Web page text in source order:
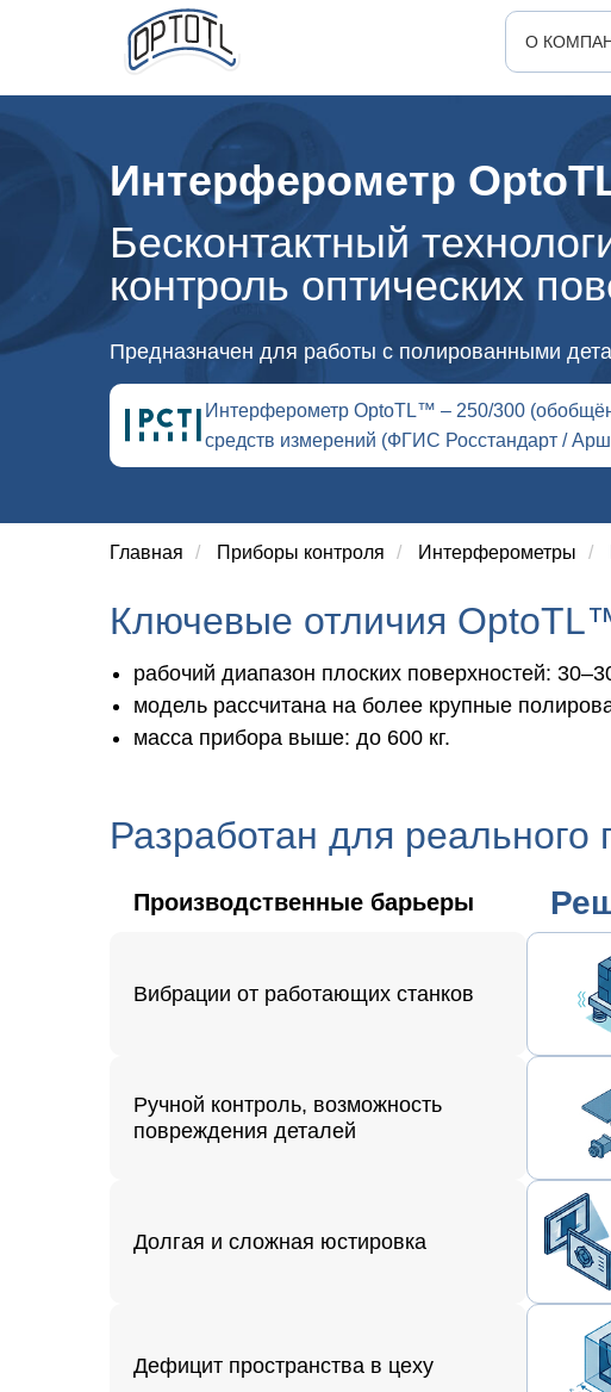
О
Интерферометр
Бесконтактный
контроль оптических
Предназначен для работы с полированными
Интерферометр OptoTL™ – 250/300
средств измерений (ФГИС Росстандарт /
Главная / Приборы контроля / Интерферометры /
Ключевые отличия
рабочий диапазон плоских поверхностей:
модель рассчитана на более крупные
масса прибора выше: до 600 кг.
Разработан для реального
Производственные барьеры
Вибрации от работающих станков
Ручной контроль, возможность
повреждения деталей
Долгая и сложная юстировка
Дефицит пространства в цеху